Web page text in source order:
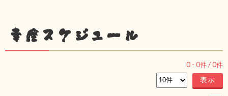
幸座スケジュール
0 - 0件 /0件